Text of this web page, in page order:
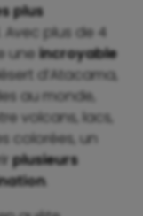
plus
Avec plus de 4
une incroyable
d’Atacama,
au monde,
volcans, lacs,
colorées, un
plusieurs
.